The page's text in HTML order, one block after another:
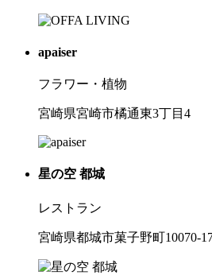
apaiser
フラワー・植物
宮崎県宮崎市橘通東3丁目4
星の空 都城
レストラン
宮崎県都城市菓子野町10070-